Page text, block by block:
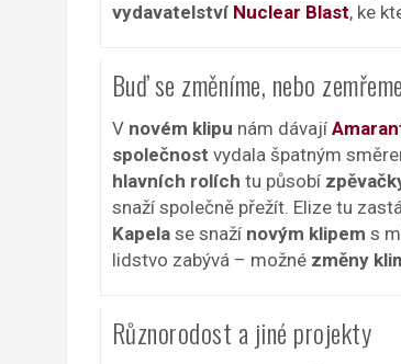
vydavatelství Nuclear Blast, ke
Buď se změníme, nebo zemřeme
V novém klipu nám dávají
společnost vydala špatným
hlavních rolích tu působí
snaží společně přežít. Elize tu
Kapelase snaží novým klipem s
lidstvo zabývá – možné změny
Různorodost a jiné projekty